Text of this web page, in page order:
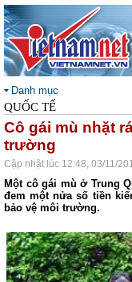
Danh mục
QUỐC TẾ
Cô gái mù nhặt
trường
Cập nhật lúc 12:48, 03/11/
Một cô gái mù ở Trung
đem một nửa số tiền
bảo vệ môi trường.